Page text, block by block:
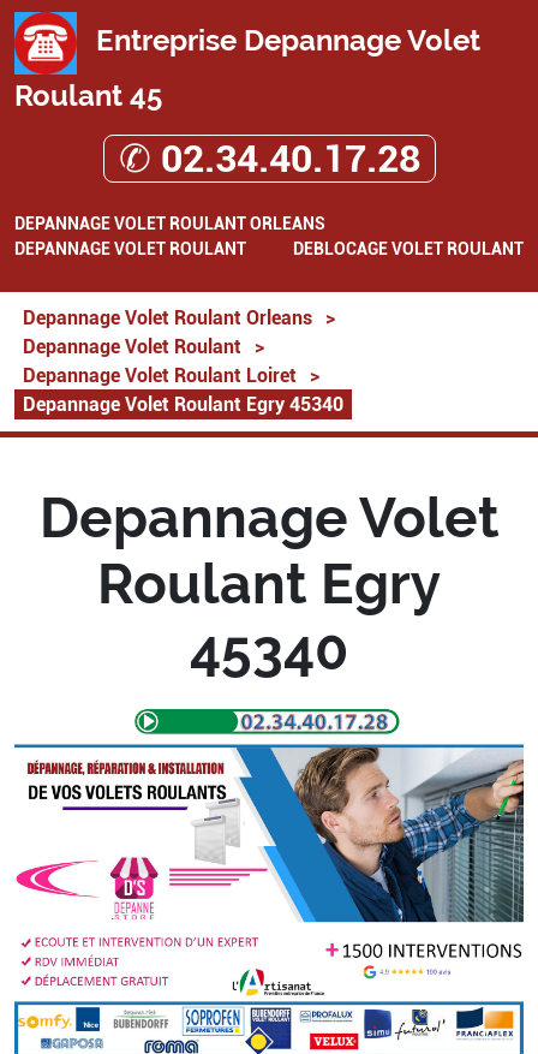
Entreprise Depannage Volet
Roulant 45
✆ 02.34.40.17.28
DEPANNAGE VOLET ROULANT ORLEANS
DEPANNAGE VOLET ROULANT
DEBLOCAGE VOLET ROULANT
Depannage Volet Roulant Orleans
>
Depannage Volet Roulant
>
Depannage Volet Roulant Loiret
>
Depannage Volet Roulant Egry 45340
Depannage Volet
Roulant Egry
45340